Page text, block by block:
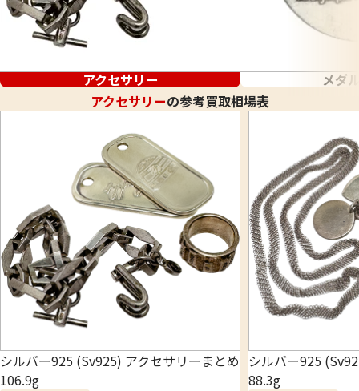
アクセサリー
メダ
アクセサリーの参考買取相場表
シルバー925 (Sv925) アクセサリーまとめ
106.9g
シルバー925
88.3g